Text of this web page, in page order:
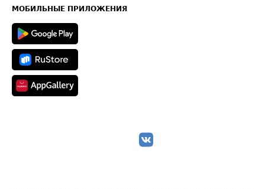
Техническая информация
МОБИЛЬНЫЕ ПРИЛОЖЕНИЯ